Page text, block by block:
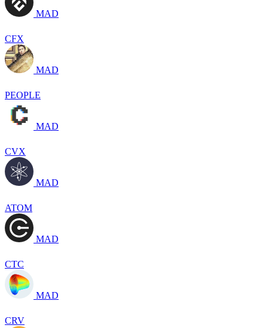
MAD
CFX
MAD
PEOPLE
MAD
CVX
MAD
ATOM
MAD
CTC
MAD
CRV